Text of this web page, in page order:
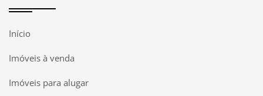
Início
Imóveis à venda
Imóveis para alugar